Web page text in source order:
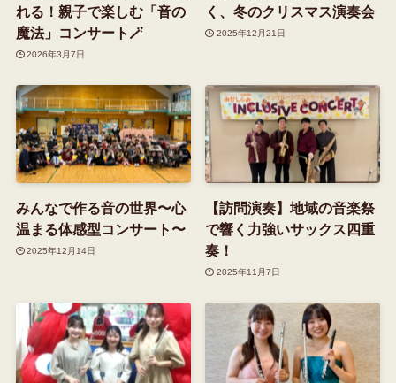
れる！親子で楽しむ「音の
魔法」コンサート🪄
2026年3月7日
く、冬のクリスマス演奏会
2025年12月21日
みんなで作る音の世界〜心
温まる体感型コンサート〜
2025年12月14日
【訪問演奏】地域の音楽祭
で響く力強いサックス四重
奏！
2025年11月7日